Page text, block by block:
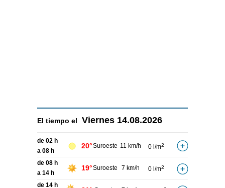
El tiempo el Viernes 14.08.2026
de 02 h
a 08 h
20°Suroeste 11 km/h 0 l/m2
de 08 h
a 14 h
19°Suroeste 7 km/h 0 l/m2
de 14 h